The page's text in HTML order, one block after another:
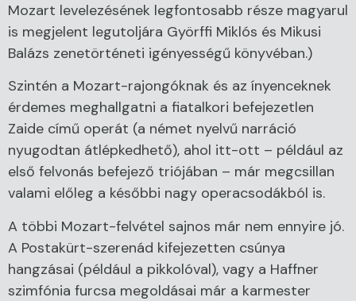
Mozart levelezésének legfontosabb része magyarul
is megjelent legutoljára Györffi Miklós és Mikusi
Balázs zenetörténeti igényességű könyvéban.)
Szintén a Mozart-rajongóknak és az ínyenceknek
érdemes meghallgatni a fiatalkori befejezetlen
Zaide című operát (a német nyelvű narráció
nyugodtan átlépkedhető), ahol itt-ott – például az
első felvonás befejező triójában – már megcsillan
valami előleg a későbbi nagy operacsodákból is.
A többi Mozart-felvétel sajnos már nem ennyire jó.
A Postakürt-szerenád kifejezetten csúnya
hangzásai (például a pikkolóval), vagy a Haffner
szimfónia furcsa megoldásai már a karmester